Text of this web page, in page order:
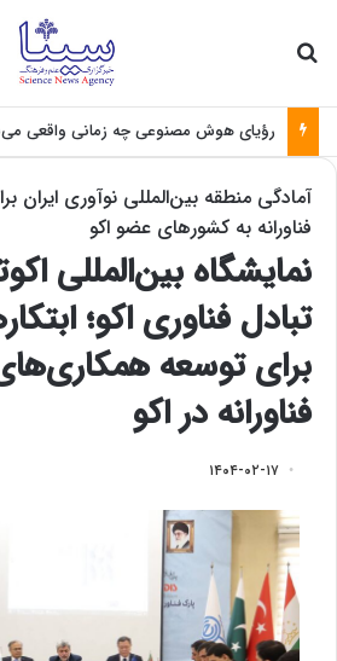
رؤیای هوش مصنوعی چه زمانی واقعی
آمادگی منطقه بین‌المللی نوآوری ایران
فناورانه به کشورهای عضو اکو
نمایشگاه بین‌المللی
تبادل فناوری اکو؛
برای توسعه
فناورانه در اکو
۱۴۰۴-۰۲-۱۷